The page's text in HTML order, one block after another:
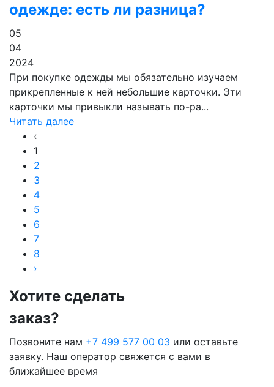
одежде: есть ли разница?
05
04
2024
При покупке одежды мы обязательно изучаем
прикрепленные к ней небольшие карточки. Эти
карточки мы привыкли называть по-ра...
Читать далее
‹
1
2
3
4
5
6
7
8
›
Хотите сделать
заказ?
Позвоните нам +7 499 577 00 03 или оставьте
заявку. Наш оператор свяжется с вами в
ближайшее время